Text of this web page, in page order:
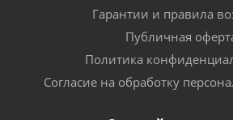
Гарантии и правила
Публичная
Политика
Согласие на обработку